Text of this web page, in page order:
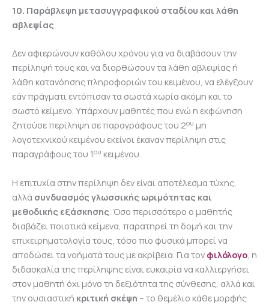
10. Παράβλεψη μετασυγγραφικού σταδίου και λάθη
αβλεψίας
Δεν αφιερώνουν καθόλου χρόνου για να διαβάσουν την
περίληψή τους και να διορθώσουν τα λάθη αβλεψίας ή
λάθη κατανόησης πληροφοριών του κειμένου, να ελέγξουν
εάν πράγματι εντόπισαν τα σωστά χωρία ακόμη και το
σωστό κείμενο. Υπάρχουν μαθητές που ενώ η εκφώνηση
ζητούσε περίληψη σε παραγράφους του 2ου μη
λογοτεχνικού κειμένου εκείνοι έκαναν περίληψη στις
παραγράφους του 1ου κειμένου.
Η επιτυχία στην περίληψη δεν είναι αποτέλεσμα τύχης,
αλλά συνδυασμός γλωσσικής ωριμότητας και
μεθοδικής εξάσκησης . Όσο περισσότερο ο μαθητής
διαβάζει ποιοτικά κείμενα, παρατηρεί τη δομή και την
επιχειρηματολογία τους, τόσο πιο φυσικά μπορεί να
αποδώσει τα νοήματά τους με ακρίβεια. Για τον φιλόλογο , η
διδασκαλία της περίληψης είναι ευκαιρία να καλλιεργήσει
στον μαθητή όχι μόνο τη δεξιότητα της σύνθεσης, αλλά και
την ουσιαστική κριτική σκέψη – το θεμέλιο κάθε μορφής